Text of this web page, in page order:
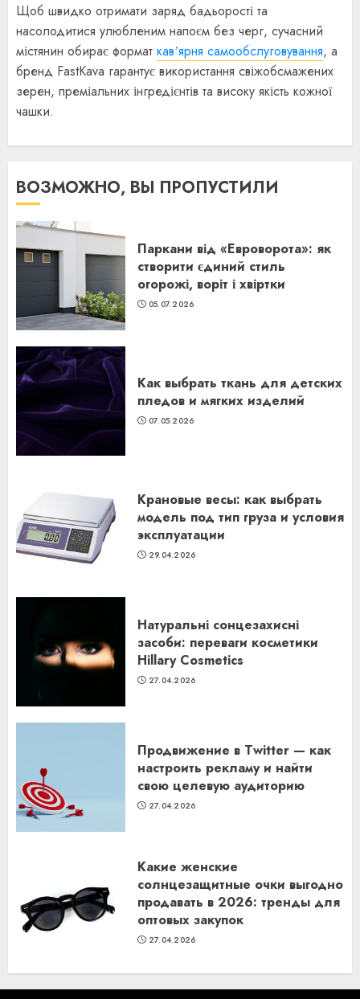
Щоб швидко отримати заряд бадьорості та
насолодитися улюбленим напоєм без черг, сучасний
містянин обирає формат кавʼярня самообслуговування, а
бренд FastKava гарантує використання свіжобсмажених
зерен, преміальних інгредієнтів та високу якість кожної
чашки.
ВОЗМОЖНО, ВЫ ПРОПУСТИЛИ
Паркани від «Евроворота»: як
створити єдиний стиль
огорожі, воріт і хвіртки
05.07.2026
Как выбрать ткань для детских
пледов и мягких изделий
07.05.2026
Крановые весы: как выбрать
модель под тип груза и условия
эксплуатации
29.04.2026
Натуральні сонцезахисні
засоби: переваги косметики
Hillary Cosmetics
27.04.2026
Продвижение в Twitter — как
настроить рекламу и найти
свою целевую аудиторию
27.04.2026
Какие женские
солнцезащитные очки выгодно
продавать в 2026: тренды для
оптовых закупок
27.04.2026